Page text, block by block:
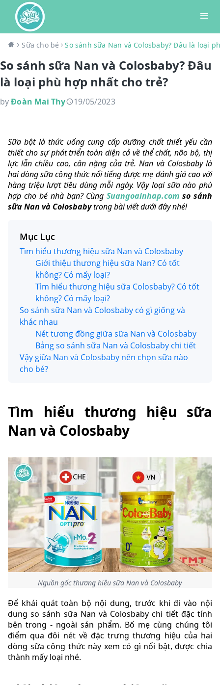
Sữa cho bé So sánh sữa Nan và Colosbaby? Đâu là loại
So sánh sữa Nan và Colosbaby? Đâu
là loại phù hợp nhất cho trẻ?
byĐoàn Mai Thy 19/05/2023
Sữa bột là thức uống cung cấp dưỡng chất thiết yếu cần
thiết cho sự phát triển toàn diện cả về thể chất, não bộ, thị
lực lẫn chiều cao, cân nặng của trẻ. Nan và Colosbaby là
hai dòng sữa công thức nổi tiếng được mẹ đánh giá cao với
hàng triệu lượt tiêu dùng mỗi ngày. Vậy loại sữa nào phù
hợp cho bé nhà bạn? CùngSuangoainhap.com so sánh
sữa Nan và Colosbabytrong bài viết dưới đây nhé!
Mục Lục
Tìm hiểu thương hiệu sữa Nan và Colosbaby
Giới thiệu thương hiệu sữa Nan? Có tốt
không? Có mấy loại?
Tìm hiểu thương hiệu sữa Colosbaby? Có tốt
không? Có mấy loại?
So sánh sữa Nan và Colosbaby có gì giống và
khác nhau
Nét tương đồng giữa sữa Nan và Colosbaby
Bảng so sánh sữa Nan và Colosbaby chi tiết
Vậy giữa Nan và Colosbaby nên chọn sữa nào
cho bé?
Tìm hiểu thương hiệu sữa
Nan và Colosbaby
Nguồn gốc thương hiệu sữa Nan và Colosbaby
Để khái quát toàn bộ nội dung, trước khi đi vào nội
dung so sánh sữa Nan và Colosbaby chi tiết đặc tính
bên trong - ngoài sản phẩm. Bố mẹ cùng chúng tôi
điểm qua đôi nét về đặc trưng thương hiệu của hai
dòng sữa công thức này xem có gì nổi bật, được chia
thành mấy loại nhé.